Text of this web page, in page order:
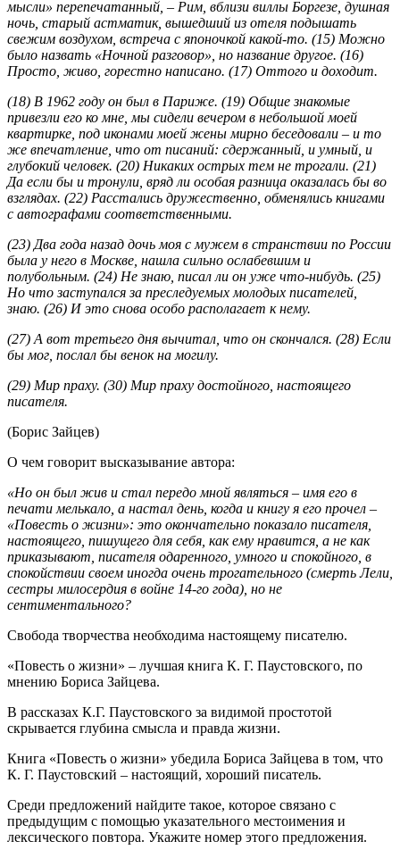
мысли» перепечатанный, – Рим, вблизи виллы Боргезе, душная
ночь, старый астматик, вышедший из отеля подышать
свежим воздухом, встреча с японочкой какой-то. (15) Можно
было назвать «Ночной разговор», но название другое. (16)
Просто, живо, горестно написано. (17) Оттого и доходит.
(18) В 1962 году он был в Париже. (19) Общие знакомые
привезли его ко мне, мы сидели вечером в небольшой моей
квартирке, под иконами моей жены мирно беседовали – и то
же впечатление, что от писаний: сдержанный, и умный, и
глубокий человек. (20) Никаких острых тем не трогали. (21)
Да если бы и тронули, вряд ли особая разница оказалась бы во
взглядах. (22) Расстались дружественно, обменялись книгами
с автографами соответственными.
(23) Два года назад дочь моя с мужем в странствии по России
была у него в Москве, нашла сильно ослабевшим и
полубольным. (24) Не знаю, писал ли он уже что-нибудь. (25)
Но что заступался за преследуемых молодых писателей,
знаю. (26) И это снова особо располагает к нему.
(27) А вот третьего дня вычитал, что он скончался. (28) Если
бы мог, послал бы венок на могилу.
(29) Мир праху. (30) Мир праху достойного, настоящего
писателя.
(Борис Зайцев)
О чем говорит высказывание автора:
«Но он был жив и стал передо мной являться – имя его в
печати мелькало, а настал день, когда и книгу я его прочел –
«Повесть о жизни»: это окончательно показало писателя,
настоящего, пишущего для себя, как ему нравится, а не как
приказывают, писателя одаренного, умного и спокойного, в
спокойствии своем иногда очень трогательного (смерть Лели,
сестры милосердия в войне 14-го года), но не
сентиментального?
Свобода творчества необходима настоящему писателю.
«Повесть о жизни» – лучшая книга К. Г. Паустовского, по
мнению Бориса Зайцева.
В рассказах К.Г. Паустовского за видимой простотой
скрывается глубина смысла и правда жизни.
Книга «Повесть о жизни» убедила Бориса Зайцева в том, что
К. Г. Паустовский – настоящий, хороший писатель.
Среди предложений найдите такое, которое связано с
предыдущим с помощью указательного местоимения и
лексического повтора. Укажите номер этого предложения.